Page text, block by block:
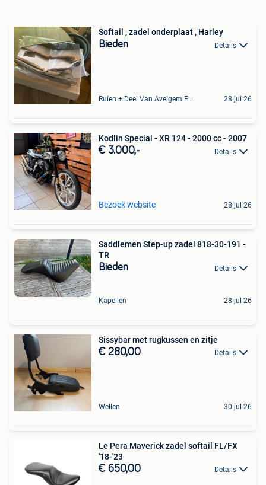
Softail , zadel onderplaat , Harley
Bieden Details
Ruien + Deel Van Avelgem En Waarmaarde 28 jul 26
Kodlin Special - XR 124 - 2000 cc - 2007
€ 3.000,- Details
Bezoek website 28 jul 26
Saddlemen Step-up zadel 818-30-191 -
TR
Bieden Details
Kapellen 28 jul 26
Sissybar met rugkussen en zitje
€ 280,00 Details
Wellen 30 jul 26
Le Pera Maverick zadel softail FL/FX
'18-'23
€ 650,00 Details